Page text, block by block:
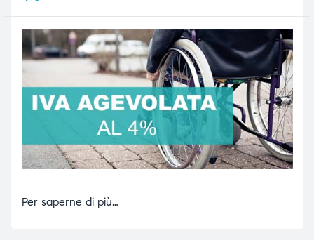
Per saperne di più…